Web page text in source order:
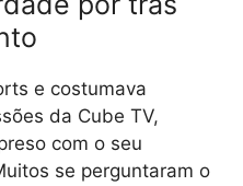
e costumava
da Cube TV,
com o seu
se perguntaram o